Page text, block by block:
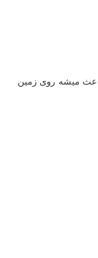
میشه روی زمین